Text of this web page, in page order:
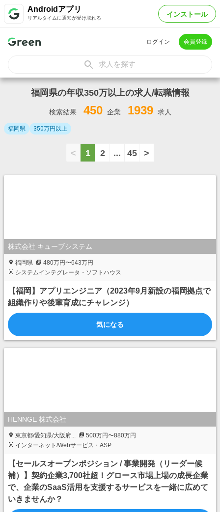
Androidアプリ
リアルタイムに通知が受け取れる インストール
ログイン 会員登録
求人を探す
福岡県の年収350万以上の求人/転職情報
検索結果 450 企業 1939 求人
福岡県 350万円以上
< 1 2 ... 45 >
株式会社 キューブシステム
福岡県
480万円〜643万円
システムインテグレータ・ソフトハウス
【福岡】アプリエンジニア（2023年9月新設の福岡拠点で
組織作りや後輩育成にチャレンジ）
気になる
HENNGE 株式会社
東京都/愛知県/大阪府...
500万円〜880万円
インターネット/Webサービス・ASP
【セールスオープンポジション / 事業開発（リーダー候
補）】契約企業3,700社超！グロース市場上場の成長企業
で、企業のSaaS活用を支援するサービスを一緒に広めて
いきませんか？